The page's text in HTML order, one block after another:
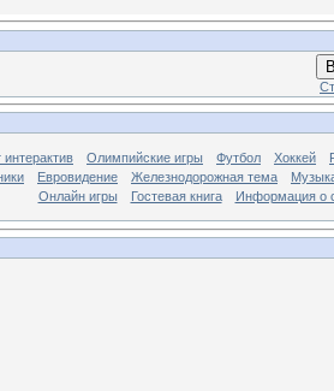
интерактив Олимпийские игры Футбол Хоккей
Евровидение Железнодорожная тема
Онлайн игры
Гостевая книга Информация о